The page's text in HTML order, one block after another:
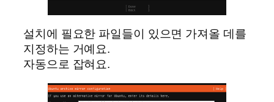
설치에 필요한 파일들이 있으면 가져올 데를
지정하는 거예요.
자동으로 잡혀요.